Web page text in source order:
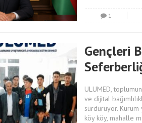
1
Gençleri
ULUMED,
ve dijital
sürdürüyor.
köy köy, mahalle